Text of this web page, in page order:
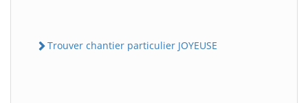
Trouver chantier particulier JOYEUSE